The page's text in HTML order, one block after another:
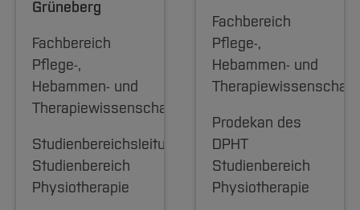
Grüneberg
Fachbereich
Pflege-,
Hebammen- und
Therapiewissenschaften
Studienbereichsleitung
Studienbereich
Physiotherapie
Fachbereich
Pflege-,
Hebammen- und
Prodekan des
DPHT
Studienbereich
Physiotherapie